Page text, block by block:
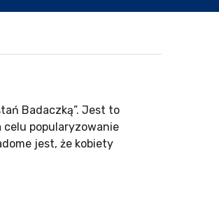
Badaczką”. Jest to
celu popularyzowanie
jest, że kobiety